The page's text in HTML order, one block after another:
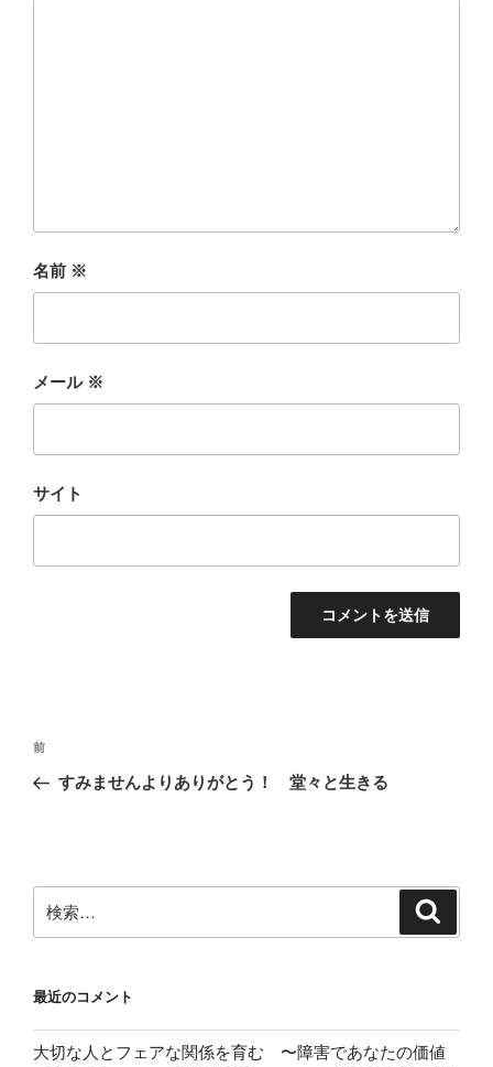
名前 ※
メール ※
サイト
投
ナ
ー
シ
前
の
前
すみませんよりありがとう！ 堂々と生きる
索:
最近のコメント
大切な人とフェアな関係を育む 〜障害であなたの価値